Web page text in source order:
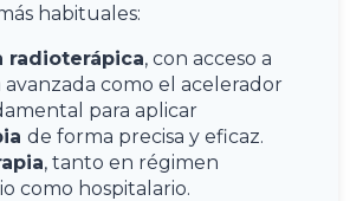
habituales:
radioterápica, con acceso a
como el acelerador
para aplicar
de forma precisa y eficaz.
, tanto en régimen
como hospitalario.